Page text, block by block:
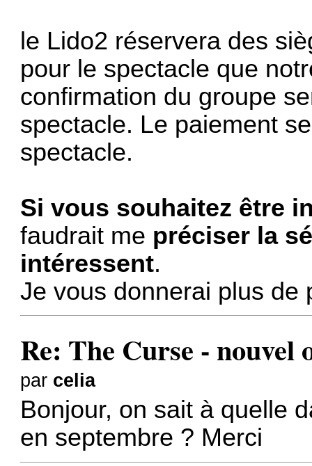
le Lido2 réservera des
pour le spectacle que
confirmation du groupe
spectacle. Le paiement
spectacle.
Si vous souhaitez être
faudrait me préciser la
intéressent.
Je vous donnerai plus de
Re: The Curse - nouvel
par celia
Bonjour, on sait à quelle
en septembre ? Merci